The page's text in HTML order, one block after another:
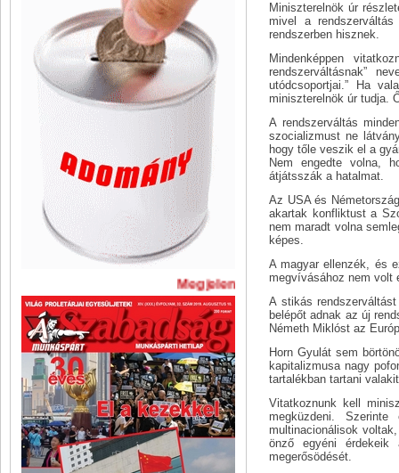
Megjelent A Szabadság legújabb
Miniszterelnök úr
mivel a
rendszerben hisznek.
Mindenképpen
rendszerváltásnak”
utódcsoportjai.” Ha
miniszterelnök úr tudja.
A rendszerváltás
szocializmust ne
hogy tőle veszik el a
Nem engedte volna,
átjátsszák a hatalmat.
Az USA és
akartak konfliktust a
nem maradt volna
képes.
A magyar ellenzék, és
megvívásához nem volt
A stikás
belépőt adnak az új
Németh Miklóst az
Horn Gyulát sem
kapitalizmusa nagy
tartalékban tartani
Vitatkoznunk kell
megküzdeni.
multinacionálisok
önző egyéni
megerősödését.